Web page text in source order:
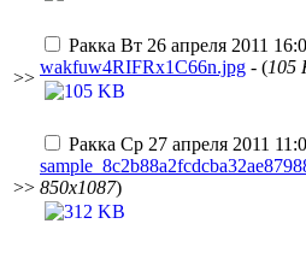
>>
Ракка Вт 26 апреля 2011
wakfuw4RIFRx1C66n.jpg - (105
>>
Ракка Ср 27 апреля 2011
850x1087)